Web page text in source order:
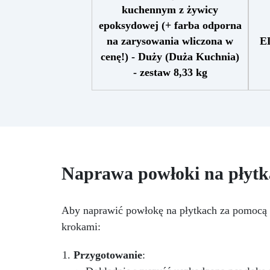
kuchennym z żywicy
epoksydowej (+ farba odporna
na zarysowania wliczona w
cenę!) - Duży (Duża Kuchnia)
- zestaw 8,33 kg
Zestaw zawiera: żywicę
Polishield Gloss 100 odporna na
zarysowania alkohol
swoją kuchnię w oazę luksusu
dzięki naszemu ekskluzywnemu
brokaty, do blatu roboczego z
żywicy epoksydowej. Ten zestaw
Naprawa powłoki na
Aby naprawić powłokę na płytkach za
krokami:
Przygotowanie: